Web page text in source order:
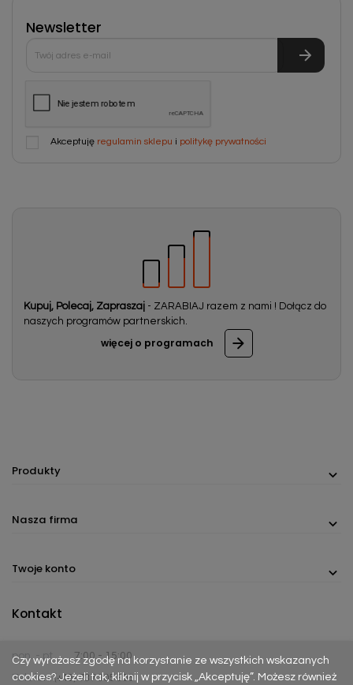
Newsletter
Akceptuję regulamin sklepu i politykę prywatności
Kupuj, Polecaj, Zapraszaj - ZARABIAJ razem z nami ! Dołącz do
naszych programów partnerskich.
więcej o programach
Produkty
Nasza firma
Twoje konto
Czy wyrażasz zgodę na korzystanie ze wszystkich wskazanych
cookies? Jeżeli tak, kliknij w przycisk „Akceptuję”. Możesz również
Kontakt
pon. - pt.
7:00 - 15:00
Telefon:(+48) 737 305 306